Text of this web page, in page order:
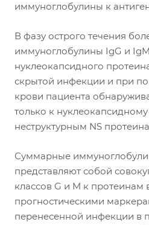
иммуноглобулины к
В фазу острого течения
иммуноглобулины IgG и
нуклеокапсидного
скрытой инфекции и при
крови пациента
только к
неструктурным NS
Суммарные
представляют собой
классов G и M к протеинам
прогностическими
перенесенной инфекции в